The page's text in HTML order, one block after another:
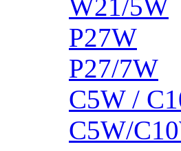
W21/5W
P27W
P27/7W
C5W /
C5W/